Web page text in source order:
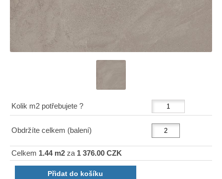
Kolik m2 potřebujete ?
Obdržíte celkem (balení)
Celkem 1.44 m2 za 1 376.00 CZK